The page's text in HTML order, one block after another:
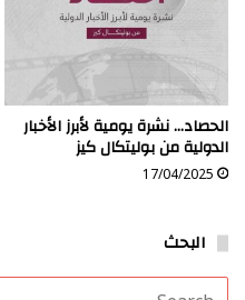
الحصاد… نشرة يومية لأبرز الأخبار
الدولية من بوليتكال كيز
17/04/2025
البحث